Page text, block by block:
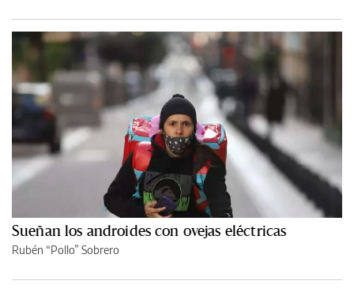
Sueñan los androides con ovejas eléctricas
Rubén “Pollo” Sobrero